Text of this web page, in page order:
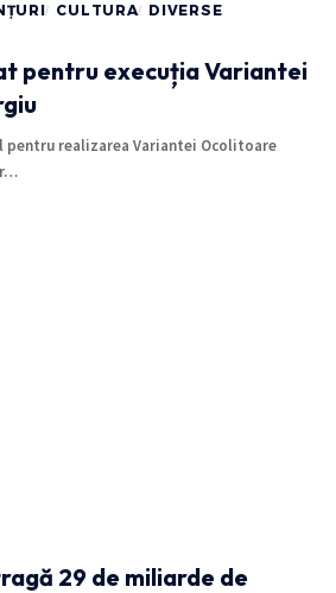
CULTURA
DIVERSE
pentru execuția Variantei
realizarea Variantei Ocolitoare
29 de miliarde de